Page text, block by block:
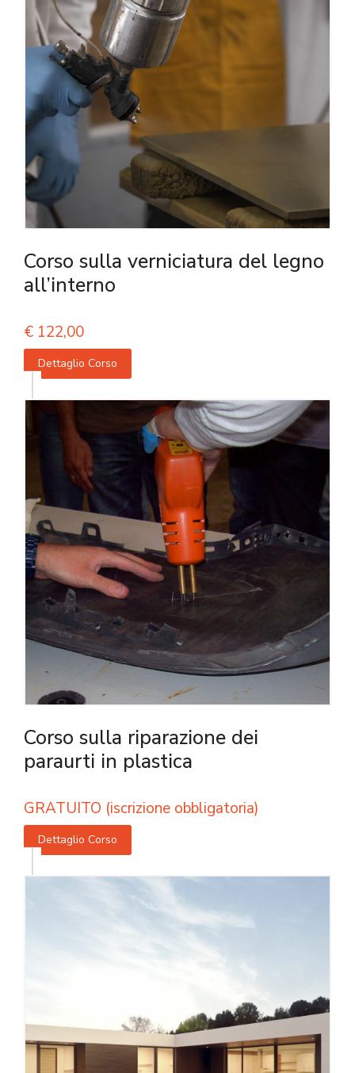
Corso sulla verniciatura del legno
all’interno
€ 122,00
Dettaglio Corso
Corso sulla riparazione dei
paraurti in plastica
GRATUITO (iscrizione obbligatoria)
Dettaglio Corso